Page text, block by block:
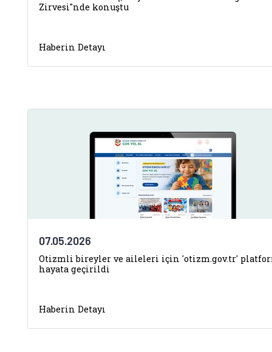
Zirvesi"nde konuştu
Haberin Detayı
07.05.2026
Otizmli bireyler ve aileleri için 'otizm.gov.tr'
hayata geçirildi
Haberin Detayı